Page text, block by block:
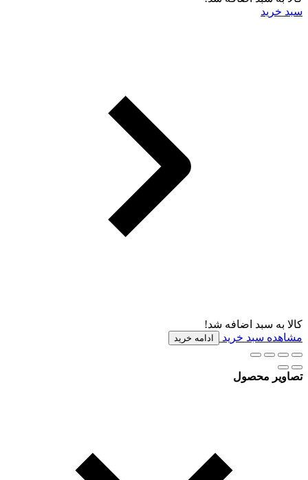
سبد خرید
کالا به سبد اضافه شد!
مشاهده سبد خرید
ادامه خرید
تصاویر محصول